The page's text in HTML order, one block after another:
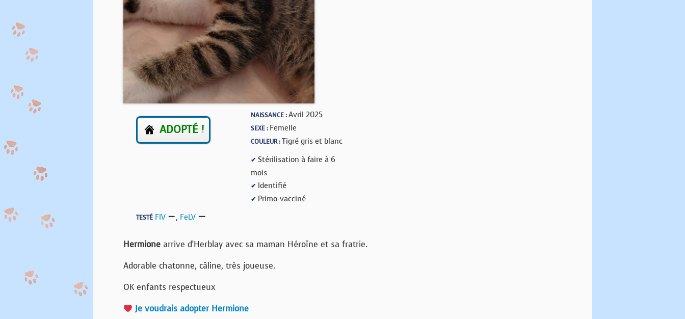
ADOPTÉ !
NAISSANCE :Avril 2025
SEXE : Femelle
COULEUR :Tigré gris et blanc
✔ Stérilisation à faire à 6
mois
✔ Identifié
✔ Primo-vacciné
TESTÉ FIV , FeLV
Hermione arrive d’Herblay avec sa maman Héroïne et sa fratrie.
Adorable chatonne, câline, très joueuse.
OK enfants respectueux
Je voudrais adopter Hermione